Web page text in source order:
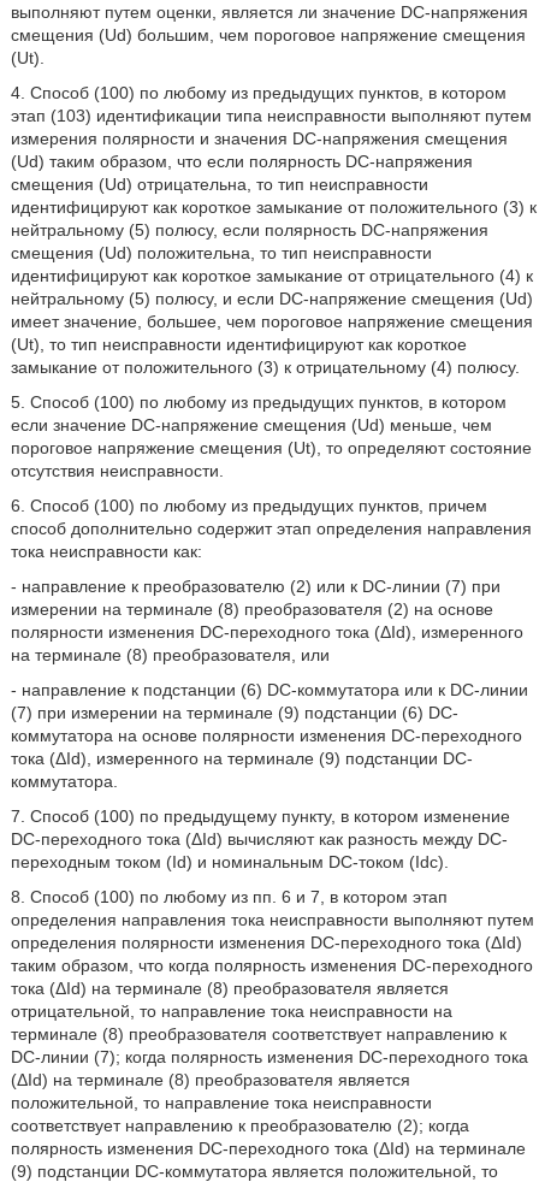
выполняют путем оценки, является ли значение DC-напряжения
смещения (Ud) большим, чем пороговое напряжение смещения
(Ut).
4. Способ (100) по любому из предыдущих пунктов, в котором
этап (103) идентификации типа неисправности выполняют путем
измерения полярности и значения DC-напряжения смещения
(Ud) таким образом, что если полярность DC-напряжения
смещения (Ud) отрицательна, то тип неисправности
идентифицируют как короткое замыкание от положительного (3) к
нейтральному (5) полюсу, если полярность DC-напряжения
смещения (Ud) положительна, то тип неисправности
идентифицируют как короткое замыкание от отрицательного (4) к
нейтральному (5) полюсу, и если DC-напряжение смещения (Ud)
имеет значение, большее, чем пороговое напряжение смещения
(Ut), то тип неисправности идентифицируют как короткое
замыкание от положительного (3) к отрицательному (4) полюсу.
5. Способ (100) по любому из предыдущих пунктов, в котором
если значение DC-напряжение смещения (Ud) меньше, чем
пороговое напряжение смещения (Ut), то определяют состояние
отсутствия неисправности.
6. Способ (100) по любому из предыдущих пунктов, причем
способ дополнительно содержит этап определения направления
тока неисправности как:
- направление к преобразователю (2) или к DC-линии (7) при
измерении на терминале (8) преобразователя (2) на основе
полярности изменения DC-переходного тока (ΔId), измеренного
на терминале (8) преобразователя, или
- направление к подстанции (6) DC-коммутатора или к DC-линии
(7) при измерении на терминале (9) подстанции (6) DC-
коммутатора на основе полярности изменения DC-переходного
тока (ΔId), измеренного на терминале (9) подстанции DC-
коммутатора.
7. Способ (100) по предыдущему пункту, в котором изменение
DC-переходного тока (ΔId) вычисляют как разность между DC-
переходным током (Id) и номинальным DC-током (Idc).
8. Способ (100) по любому из пп. 6 и 7, в котором этап
определения направления тока неисправности выполняют путем
определения полярности изменения DC-переходного тока (ΔId)
таким образом, что когда полярность изменения DC-переходного
тока (ΔId) на терминале (8) преобразователя является
отрицательной, то направление тока неисправности на
терминале (8) преобразователя соответствует направлению к
DC-линии (7); когда полярность изменения DC-переходного тока
(ΔId) на терминале (8) преобразователя является
положительной, то направление тока неисправности
соответствует направлению к преобразователю (2); когда
полярность изменения DC-переходного тока (ΔId) на терминале
(9) подстанции DC-коммутатора является положительной, то